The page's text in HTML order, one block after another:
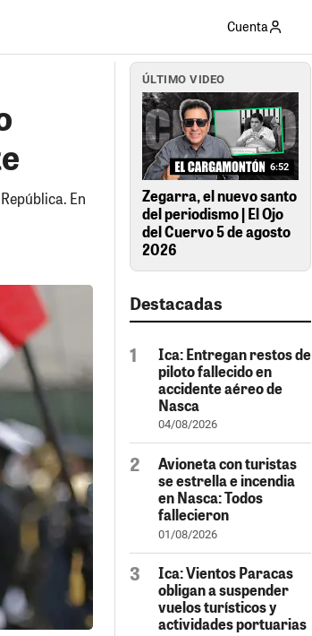
Cuenta
En
ÚLTIMO VIDEO
6:52
Zegarra, el nuevo santo
del periodismo | El Ojo
del Cuervo 5 de agosto
2026
Destacadas
Ica: Entregan restos de
piloto fallecido en
accidente aéreo de
Nasca
04/08/2026
Avioneta con turistas
se estrella e incendia
en Nasca: Todos
fallecieron
01/08/2026
Ica: Vientos Paracas
obligan a suspender
vuelos turísticos y
actividades portuarias